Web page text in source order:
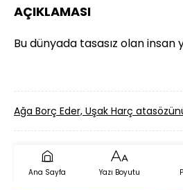
AÇIKLAMASI
Bu dünyada tasasız olan insan
Ağa Borç Eder, Uşak Harç
Ana Sayfa Yazı Boyutu